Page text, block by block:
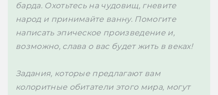
барда. Охотьтесь на чудовищ, гневите
народ и принимайте ванну. Помогите
написать эпическое произведение и,
возможно, слава о вас будет жить в веках!
Задания, которые предлагают вам
колоритные обитатели этого мира, могут